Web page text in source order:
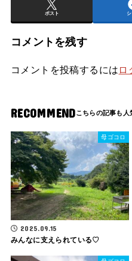
ポスト
コメントを残す
コメントを投稿するには ロ
RECOMMEND
母ゴコロ
2025.09.15
みんなに支えられている♡